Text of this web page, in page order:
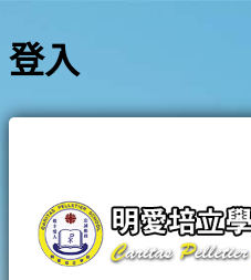
登入